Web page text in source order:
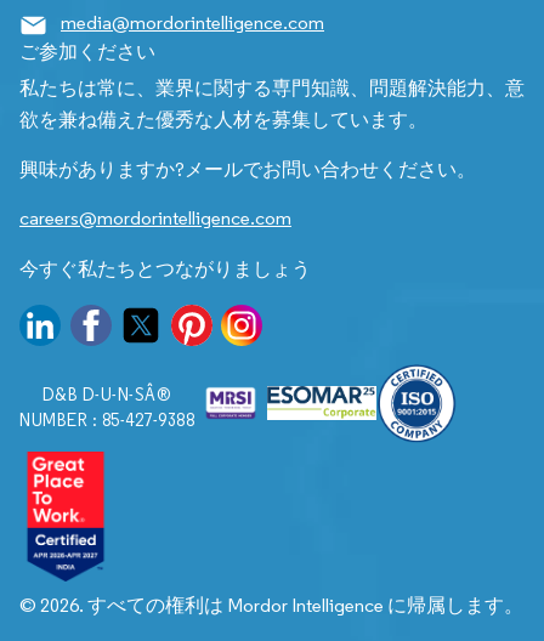
media@mordorintelligence.com
ご参加ください
私たちは常に、業界に関する専門知識、問題解決能力、意
欲を兼ね備えた優秀な人材を募集しています。
興味がありますか?メールでお問い合わせください。
careers@mordorintelligence.com
今すぐ私たちとつながりましょう
D&B D-U-N-SÂ®
NUMBER : 85-427-9388
© 2026. すべての権利は Mordor Intelligence に帰属します。